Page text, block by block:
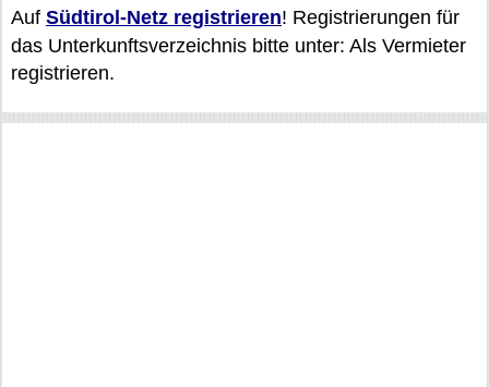
Auf Südtirol-Netz registrieren! Registrierungen für
das Unterkunftsverzeichnis bitte unter: Als Vermieter
registrieren.